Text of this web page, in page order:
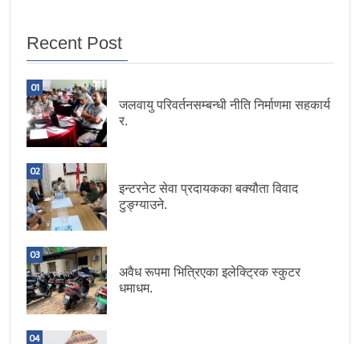
Recent Post
01
जलवायु परिवर्तनसम्बन्धी नीति निर्माणमा सहकार्य
र.
02
इन्टरनेट सेवा प्रदायकका बक्यौता विवाद
टुङ्ग्याउने.
03
अवैध रूपमा भित्रिएका इलेक्ट्रिक स्कुटर
धमाधम.
04